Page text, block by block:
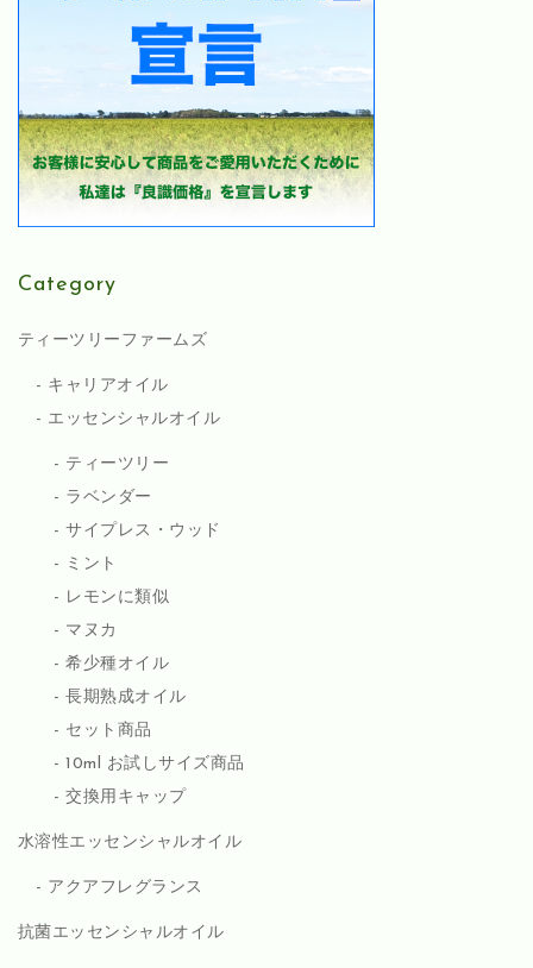
Category
ティーツリーファームズ
キャリアオイル
エッセンシャルオイル
ティーツリー
ラベンダー
サイプレス・ウッド
ミント
レモンに類似
マヌカ
希少種オイル
長期熟成オイル
セット商品
10ml お試しサイズ商品
交換用キャップ
水溶性エッセンシャルオイル
アクアフレグランス
抗菌エッセンシャルオイル